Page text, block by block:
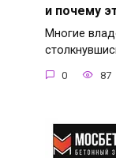
и почему
Многие
0 87